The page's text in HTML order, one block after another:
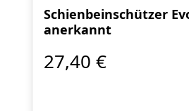
Schienbeinschützer
anerkannt
27,40 €